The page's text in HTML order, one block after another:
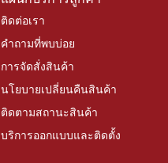
ติดต่อเรา
คำถามที่พบบ่อย
การจัดสั่งสินค้า
นโยบายเปลี่ยนคืนสินค้า
ติดตามสถานะสินค้า
บริการออกแบบและติดตั้ง